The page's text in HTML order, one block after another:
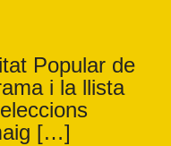
Popular de
i la llista
[…]